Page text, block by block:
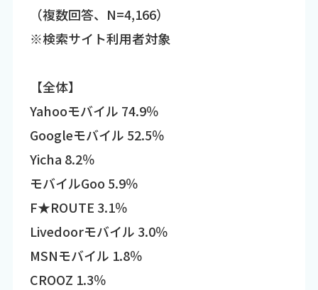
（複数回答、N=4,166）
※検索サイト利用者対象
【全体】
Yahooモバイル 74.9％
Googleモバイル 52.5％
Yicha 8.2％
モバイルGoo 5.9％
F★ROUTE 3.1％
Livedoorモバイル 3.0％
MSNモバイル 1.8％
CROOZ 1.3％